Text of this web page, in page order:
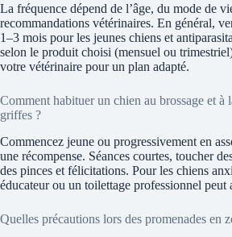
La fréquence dépend de l’âge, du mode de
recommandations vétérinaires. En général,
1–3 mois pour les jeunes chiens et
selon le produit choisi (mensuel ou
votre vétérinaire pour un plan adapté.
Comment habituer un chien au brossage et à
griffes ?
Commencez jeune ou progressivement en
une récompense. Séances courtes, toucher
des pinces et félicitations. Pour les chiens
éducateur ou un toilettage professionnel peut
Quelles précautions lors des promenades en